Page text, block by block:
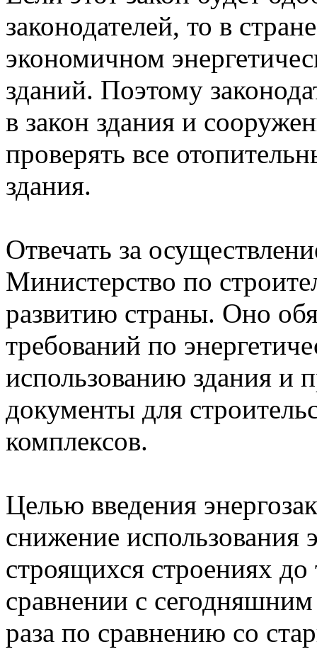
законодателей, то в
экономичном
зданий. Поэтому
в закон здания и
проверять все
здания.
Отвечать за
Министерство по
развитию страны. Оно
требований по
использованию здания и
документы для
комплексов.
Целью введения
снижение использования
строящихся строениях
сравнении с
раза по сравнению со